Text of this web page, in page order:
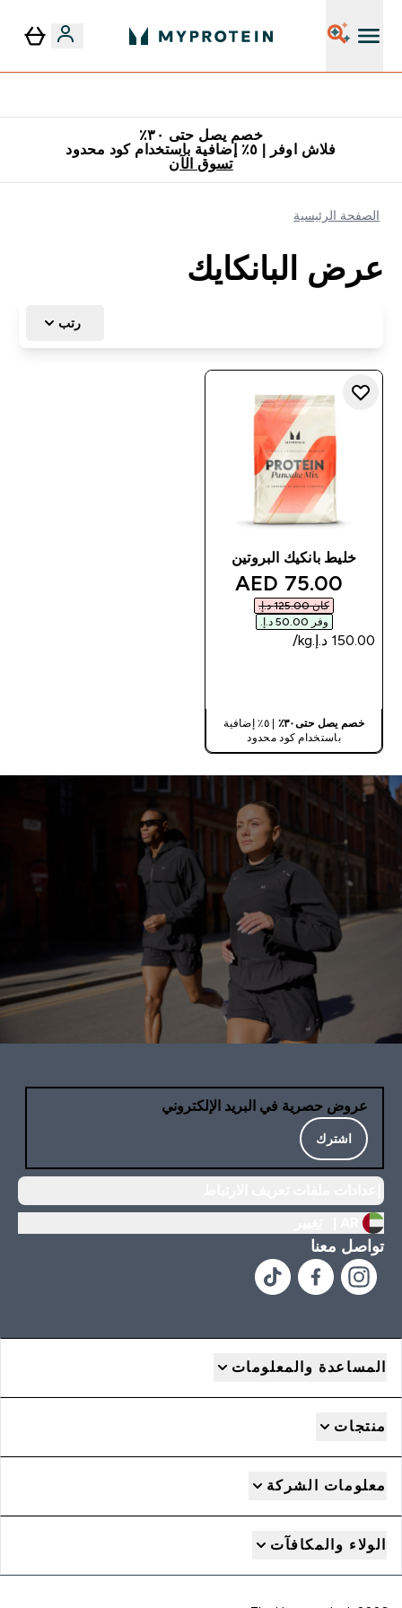
خصم يصل حتى ٣٠٪
فلاش اوفر | ٥٪ إضافية باستخدام كود محدود
تسوق الآن
الصفحة الرئيسية
عرض البانكايك
رتب
خليط بانكيك البروتين
discounted price
75.00 AED‎
كان ‏125.00 د.إ.‏‎
وفر ‏50.00 د.إ.‏‎
خصم يصل حتى٣٠٪
| ٥٪ إضافية
باستخدام كود محدود
عروض حصرية في البريد الإلكتروني
اشترك
تواصل معنا
المساعدة والمعلومات
منتجات
معلومات الشركة
الولاء والمكافآت